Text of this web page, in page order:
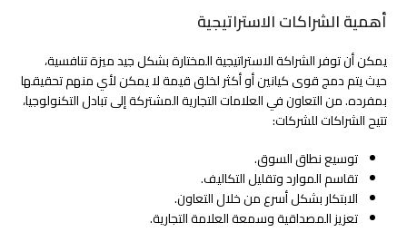
أهمية الشراكات الاستراتيجية
يمكن أن توفر الشراكة الاستراتيجية المختارة بشكل جيد ميزة تنافسية،
حيث يتم دمج قوى كيانين أو أكثر لخلق قيمة لا يمكن لأي منهم تحقيقها
بمفرده. من التعاون في العلامات التجارية المشتركة إلى تبادل التكنولوجيا،
تتيح الشراكات للشركات:
توسيع نطاق السوق.
تقاسم الموارد وتقليل التكاليف.
الابتكار بشكل أسرع من خلال التعاون.
تعزيز المصداقية وسمعة العلامة التجارية.